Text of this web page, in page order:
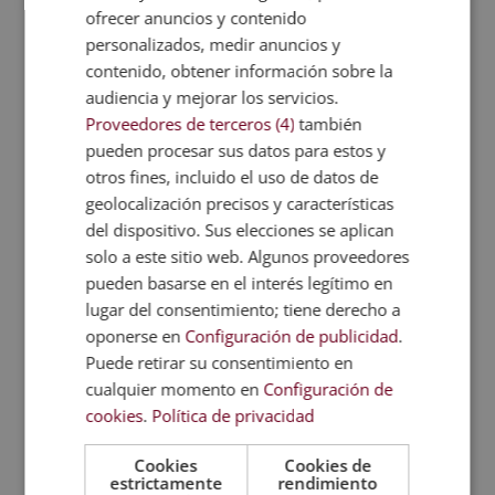
digital
Otra de las ventajas del marketing digital es la
posibilidad deincluir diferentes tipos de
mercadotecniaen las acciones a ejecutar dentro de
la estrategia. Por ejemplo, se
puederealizar marketing de contenidos, que trata
de educar, informar y entretener a un público afín.
Es una forma de ganarse su confianza y de
conseguir sufidelización. Muchas veces, las
imágenes y el contenido pueden ser la puerta de
entrada para que consigas nuevos clientes y
aumentes las ventas.
También está el papel dele-mail marketing, que
puede beneficiar a tu empresa con el envío directo
de mensajes comerciales y además facilitar la
personalización de estos. Es una forma de
establecer un contacto más directo con el cliente y
de forma más constante. La gran ventaja es que de
ofrecer anuncios y contenido
personalizados, medir anuncios y
contenido, obtener información sobre la
audiencia y mejorar los servicios.
Proveedores de terceros (4) también
pueden procesar sus datos para estos y
otros fines, incluido el uso de datos de
geolocalización precisos y características
del dispositivo. Sus elecciones se aplican
solo a este sitio web. Algunos proveedores
pueden basarse en el interés legítimo en
lugar del consentimiento; tiene derecho a
oponerse en Configuración de publicidad.
Puede retirar su consentimiento en
cualquier momento en Configuración de
cookies. Política de privacidad
Cookies
estrictamente
Cookies de
rendimiento